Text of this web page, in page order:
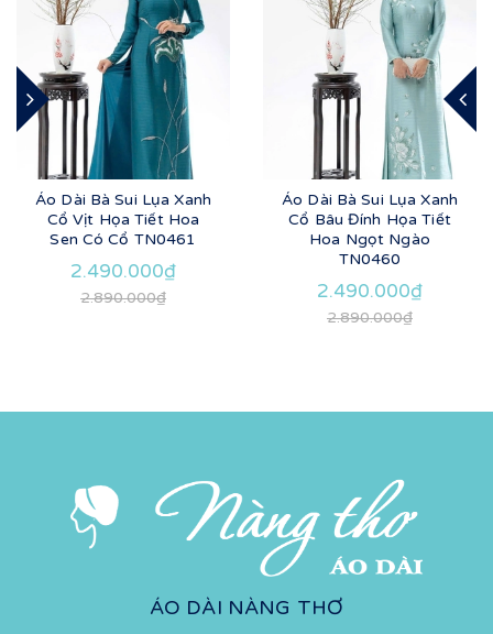
Áo Dài Bà Sui Lụa Xanh
Cổ Vịt Họa Tiết Hoa
Sen Có Cổ TN0461
2.490.000₫
2.890.000₫
Áo Dài Bà Sui Lụa Xanh
Cổ Bâu Đính Họa Tiết
Hoa Ngọt Ngào
TN0460
2.490.000₫
2.890.000₫
ÁO DÀI NÀNG THƠ